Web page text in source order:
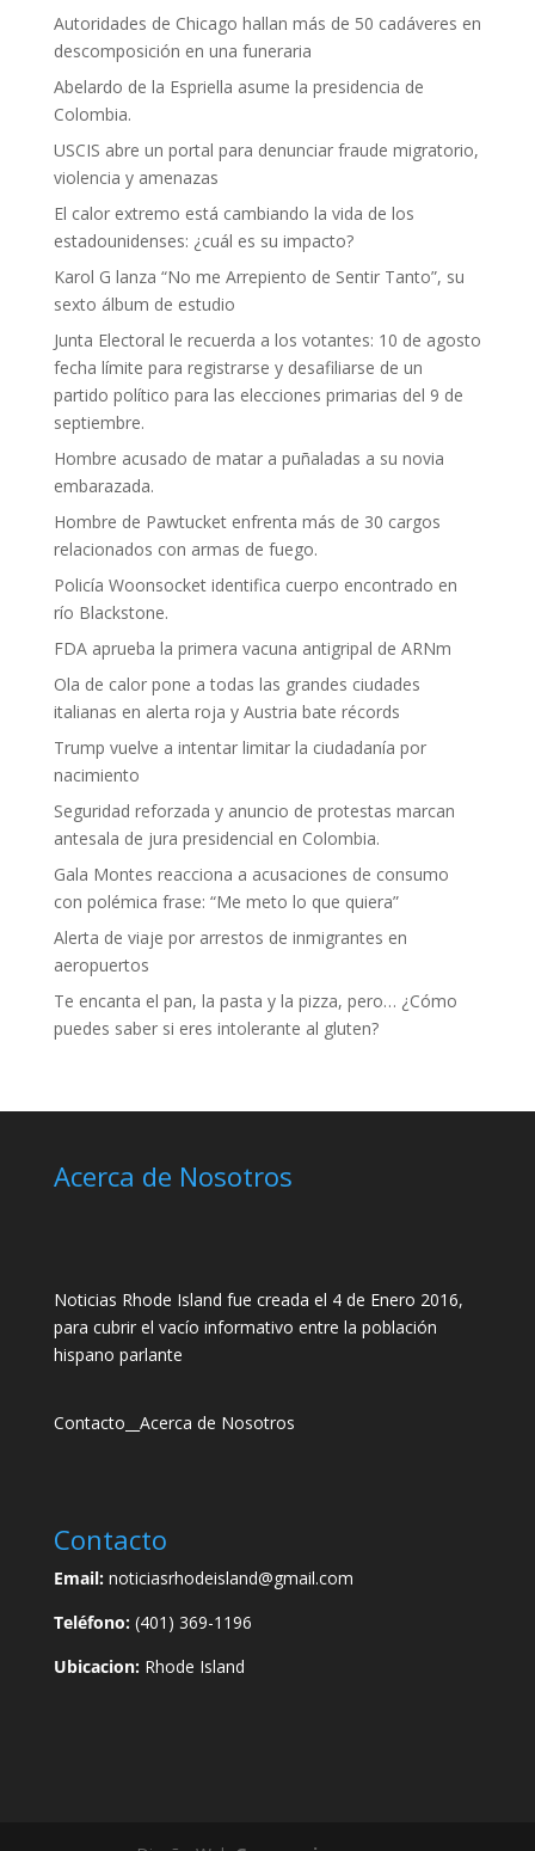
Autoridades de Chicago hallan más de 50 cadáveres en
descomposición en una funeraria
Abelardo de la Espriella asume la presidencia de
Colombia.
USCIS abre un portal para denunciar fraude migratorio,
violencia y amenazas
El calor extremo está cambiando la vida de los
estadounidenses: ¿cuál es su impacto?
Karol G lanza “No me Arrepiento de Sentir Tanto”, su
sexto álbum de estudio
Junta Electoral le recuerda a los votantes: 10 de agosto
fecha límite para registrarse y desafiliarse de un
partido político para las elecciones primarias del 9 de
septiembre.
Hombre acusado de matar a puñaladas a su novia
embarazada.
Hombre de Pawtucket enfrenta más de 30 cargos
relacionados con armas de fuego.
Policía Woonsocket identifica cuerpo encontrado en
río Blackstone.
FDA aprueba la primera vacuna antigripal de ARNm
Ola de calor pone a todas las grandes ciudades
italianas en alerta roja y Austria bate récords
Trump vuelve a intentar limitar la ciudadanía por
nacimiento
Seguridad reforzada y anuncio de protestas marcan
antesala de jura presidencial en Colombia.
Gala Montes reacciona a acusaciones de consumo
con polémica frase: “Me meto lo que quiera”
Alerta de viaje por arrestos de inmigrantes en
aeropuertos
Te encanta el pan, la pasta y la pizza, pero… ¿Cómo
puedes saber si eres intolerante al gluten?
Acerca de Nosotros
Noticias Rhode Island fue creada el 4 de Enero 2016,
para cubrir el vacío informativo entre la población
hispano parlante
Contacto Acerca de Nosotros
Contacto
Email:noticiasrhodeisland@gmail.com
Teléfono:(401) 369-1196
Ubicacion:Rhode Island